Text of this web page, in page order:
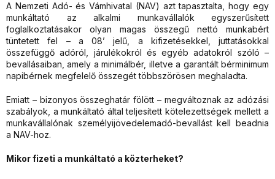
A Nemzeti Adó- és Vámhivatal (NAV) azt tapasztalta, hogy egy
munkáltató az alkalmi munkavállalók egyszerűsített
foglalkoztatásakor olyan magas összegű nettó munkabért
tüntetett fel – a 08’ jelű, a kifizetésekkel, juttatásokkal
összefüggő adóról, járulékokról és egyéb adatokról szóló –
bevallásaiban, amely a minimálbér, illetve a garantált bérminimum
napibérnek megfelelő összegét többszörösen meghaladta.
Emiatt – bizonyos összeghatár fölött – megváltoznak az adózási
szabályok, a munkáltató által teljesített kötelezettségek mellett a
munkavállalónak személyijövedelemadó-bevallást kell beadnia
a NAV-hoz.
Mikor fizeti a munkáltató a közterheket?